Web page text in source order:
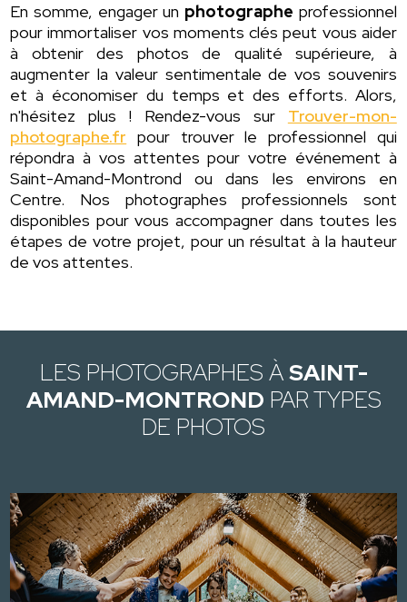
En somme, engager un photographe professionnel
pour immortaliser vos moments clés peut vous aider
à obtenir des photos de qualité supérieure, à
augmenter la valeur sentimentale de vos souvenirs
et à économiser du temps et des efforts. Alors,
n'hésitez plus ! Rendez-vous sur Trouver-mon-
photographe.fr pour trouver le professionnel qui
répondra à vos attentes pour votre événement à
Saint-Amand-Montrond ou dans les environs en
Centre. Nos photographes professionnels sont
disponibles pour vous accompagner dans toutes les
étapes de votre projet, pour un résultat à la hauteur
de vos attentes.
LES PHOTOGRAPHES ÀSAINT-
AMAND-MONTROND PAR TYPES
DE PHOTOS